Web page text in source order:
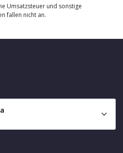
Umsatzsteuer und sonstige
fallen nicht an.